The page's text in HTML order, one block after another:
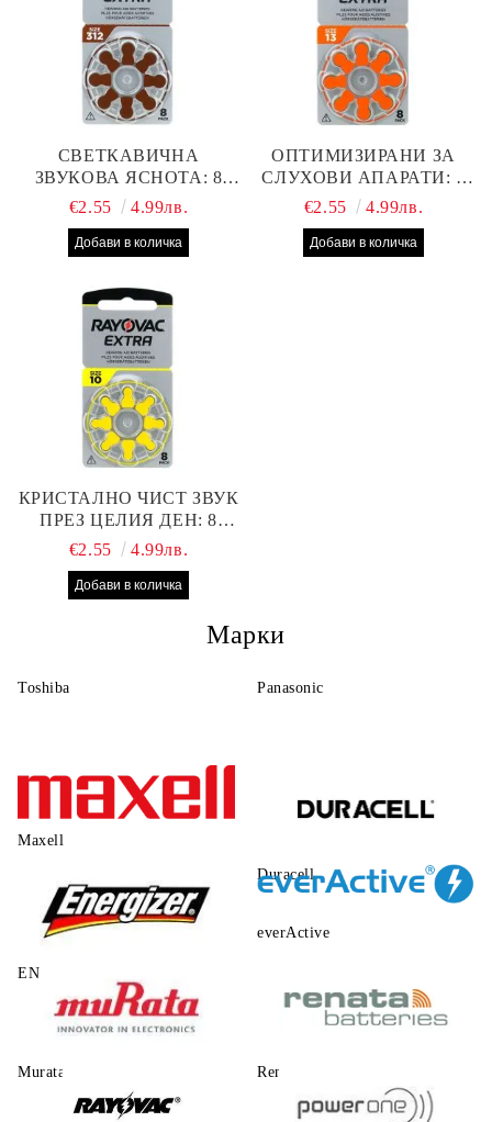
СВЕТКАВИЧНА
ЗВУКОВА ЯСНОТА: 8
БРОЯ RAYOVAC EXTRA
СЛУХОВ АПАРАТ С
€2.55 4.99лв.
ОПТИМИЗИРАНИ ЗА
СЛУХОВИ АПАРАТИ: 8
БРОЯ RAYOVAC EXTRA
ПРОИЗВОДИТЕЛНОСТ
€2.55 4.99лв.
КРИСТАЛНО ЧИСТ ЗВУК
ПРЕЗ ЦЕЛИЯ ДЕН: 8
БРОЯ RAYOVAC EXTRA
АПАРАТ
€2.55 4.99лв.
Марки
Toshiba Panasonic
Maxell
Duracell
ENERGIZER
everActive
Murata Renata